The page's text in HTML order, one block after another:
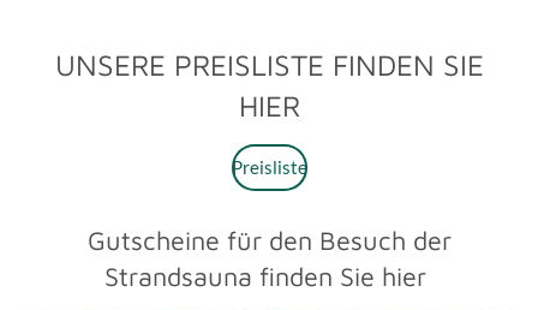
UNSERE PREISLISTE FINDEN SIE
HIER
Preisliste
Gutscheine für den Besuch der
Strandsauna finden Sie hier